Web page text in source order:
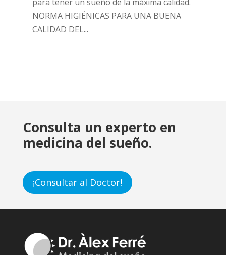
NORMA HIGIÉNICAS PARA UNA BUENA
CALIDAD DEL...
Consulta un experto en
medicina del sueño.
¡Consultar al Doctor!